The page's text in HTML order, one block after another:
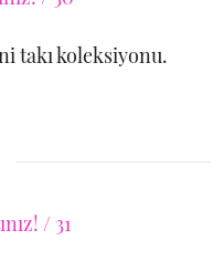
takı koleksiyonu.